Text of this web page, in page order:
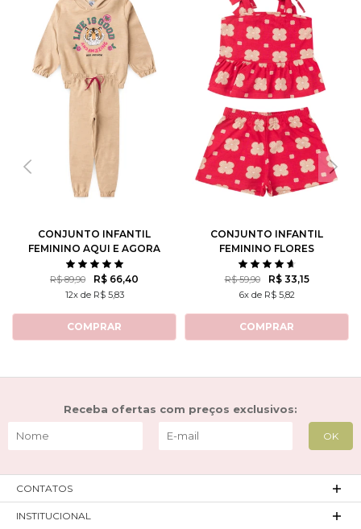
CONJUNTO INFANTIL
FEMININO AQUI E AGORA
R$ 89,90 R$ 66,40
12x de R$ 5,83
COMPRAR
CONJUNTO INFANTIL
FEMININO FLORES
ROTATIVAS
R$ 59,90 R$ 33,15
6x de R$ 5,82
COMPRAR
Receba ofertas com preços exclusivos:
CONTATOS
INSTITUCIONAL